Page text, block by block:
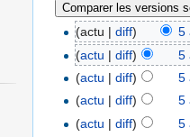
(actu |diff) 5
(actu |diff) 5
(actu |diff) 5
(actu |diff) 5
(actu |diff) 5